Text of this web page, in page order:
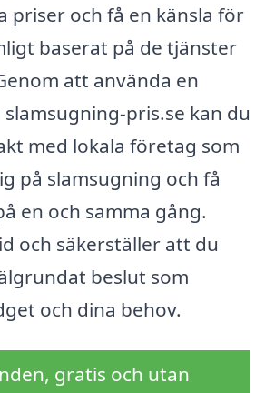
priser och få en känsla för
baserat på de tjänster
att använda en
pris.se kan du
med lokala företag som
på slamsugning och få
en och samma gång.
och säkerställer att du
beslut som
och dina behov.
gratis och utan